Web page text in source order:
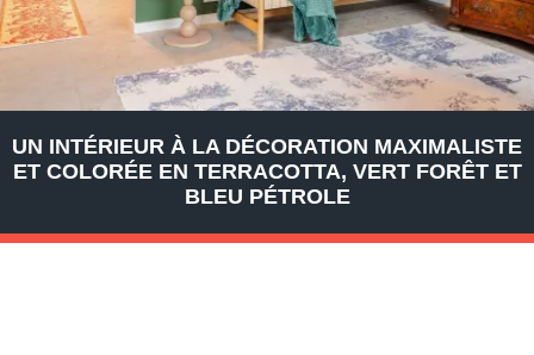
UN INTÉRIEUR À LA DÉCORATION MAXIMALISTE
ET COLORÉE EN TERRACOTTA, VERT FORÊT ET
BLEU PÉTROLE